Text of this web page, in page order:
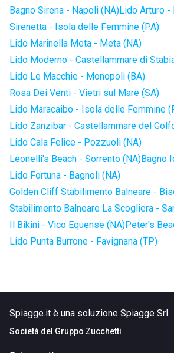
Bagno Sirena - Napoli (NA)Lido Arturo -
Sirenetta - Isola delle Femmine (PA)
Lido Marinella Meta - Meta (NA)
Lido Moderno - Castellammare di
Lido Le Macchie - Monopoli (BA)
Rosa Dei Venti - Vietri sul Mare (SA)
Lido Maracaibo - Isola delle Femmine
Lido Zanzibar - Castellammare del
Lido Cala Felice - Pozzuoli (NA)
Leonelli's Beach - Sorrento (NA)Bagno
Lido Fortuna - Bagnoli (NA)
Golden Cliff Stabilimento Balneare -
Stabilimento Balneare La Scogliera -
Il Bikini - Vico Equense (NA)Peter's
Lido Punta Burrone - Favignana (TP)
Spiagge.it è una soluzione Spiagge Srl
Società del Gruppo Zucchetti